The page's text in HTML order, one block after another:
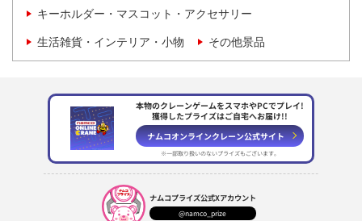
キーホルダー・マスコット・アクセサリー
生活雑貨・インテリア・小物 その他景品
本物のクレーンゲームをスマホやPCでプレイ!
獲得したプライズはご自宅へお届け!!
ナムコオンラインクレーン公式サイト
※一部取り扱いのないプライズもございます。
ナムコプライズ公式Xアカウント
@namco_prize